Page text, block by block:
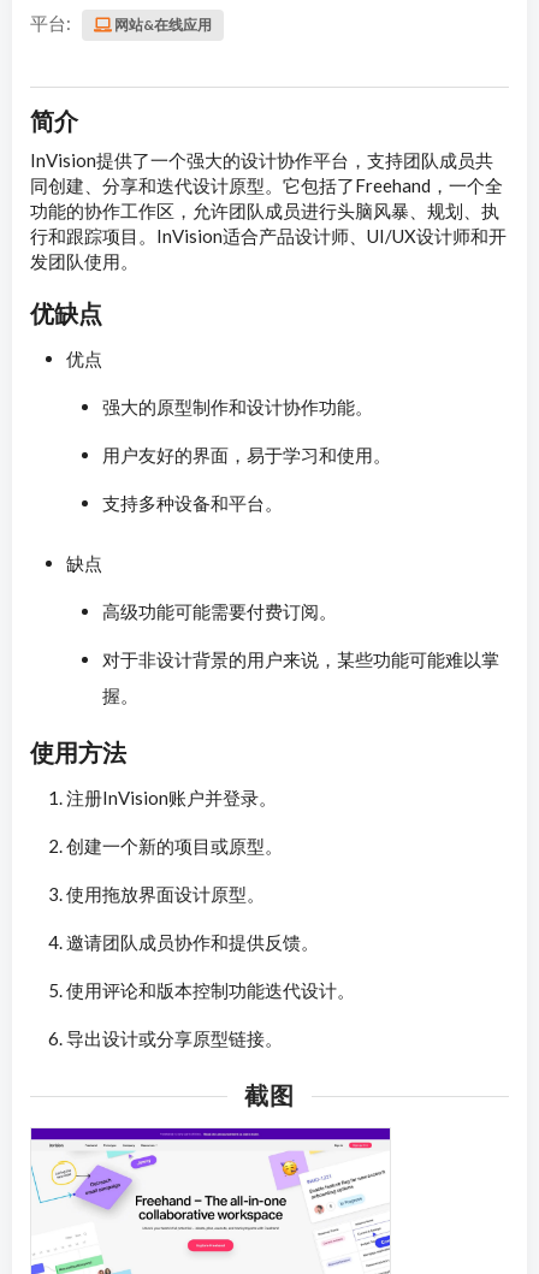
平台:
网站&在线应用
简介
InVision提供了一个强大的设计协作平台，支持团队成员共
同创建、分享和迭代设计原型。它包括了Freehand，一个全
功能的协作工作区，允许团队成员进行头脑风暴、规划、执
行和跟踪项目。InVision适合产品设计师、UI/UX设计师和开
发团队使用。
优缺点
优点
强大的原型制作和设计协作功能。
用户友好的界面，易于学习和使用。
支持多种设备和平台。
缺点
高级功能可能需要付费订阅。
对于非设计背景的用户来说，某些功能可能难以掌
握。
使用方法
注册InVision账户并登录。
创建一个新的项目或原型。
使用拖放界面设计原型。
邀请团队成员协作和提供反馈。
使用评论和版本控制功能迭代设计。
导出设计或分享原型链接。
截图